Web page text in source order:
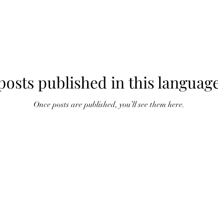
published in this
Once posts are published, you’ll see them here.